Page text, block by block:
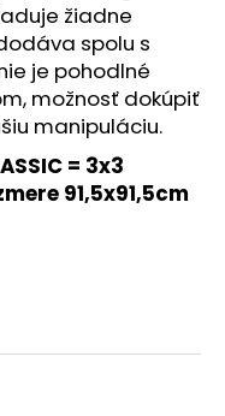
žiadne
spolu s
je pohodlné
možnosť dokúpiť
manipuláciu.
= 3x3
91,5x91,5cm